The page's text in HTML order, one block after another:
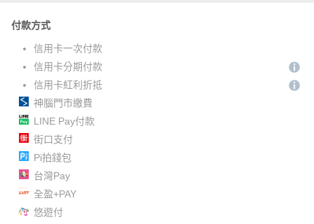
付款方式
信用卡一次付款
信用卡分期付款
信用卡紅利折抵
神腦門市繳費
LINE Pay付款
街口支付
Pi拍錢包
台灣Pay
全盈+PAY
悠遊付